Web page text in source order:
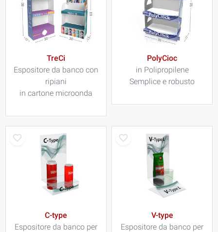
TreCi
Espositore da banco con
ripiani
in cartone microonda
PolyCioc
in Polipropilene
Semplice e robusto
C-type
Espositore da banco per
V-type
Espositore da banco per